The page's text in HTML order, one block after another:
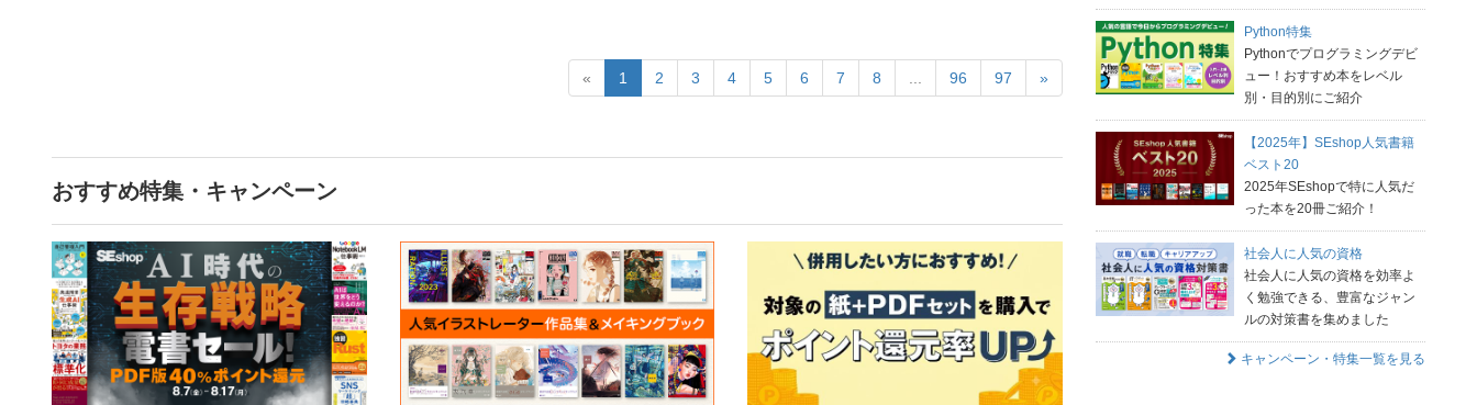
« 1 2 3 4 5 6 7 8 96 97 »
おすすめ特集・キャンペーン
Python特集
Pythonでプログラミングデビ
ュー！おすすめ本をレベル
別・目的別にご紹介
【2025年】SEshop人気書籍
ベスト20
2025年SEshopで特に人気だ
った本を20冊ご紹介！
社会人に人気の資格
社会人に人気の資格を効率よ
く勉強できる、豊富なジャン
ルの対策書を集めました
キャンペーン・特集一覧を見る